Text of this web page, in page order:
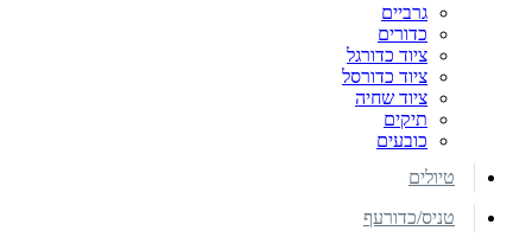
גרביים
כדורים
ציוד כדורגל
ציוד כדורסל
ציוד שחיה
תיקים
כובעים
טיולים
טניס/כדורעף